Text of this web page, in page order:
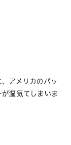
アメリカのパッ
湿気てしまいま